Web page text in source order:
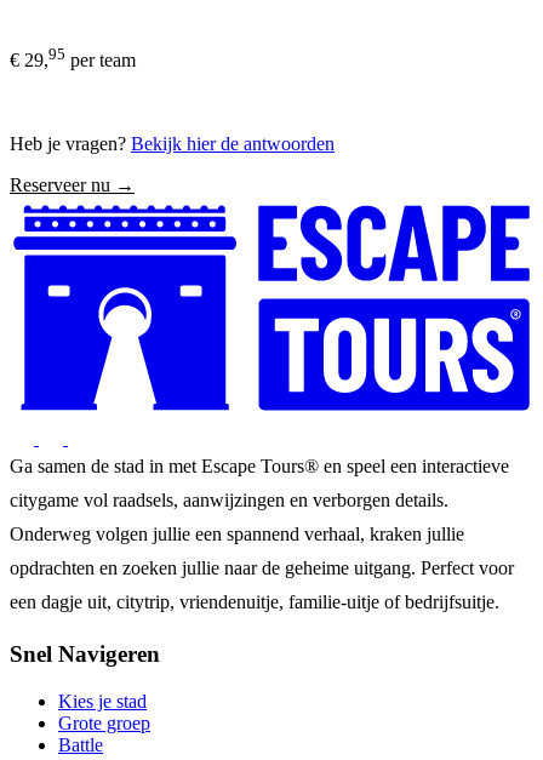
€ 29,95 per team
Heb je vragen? Bekijk hier de antwoorden
Reserveer nu →
Ga samen de stad in met Escape Tours® en speel een interactieve
citygame vol raadsels, aanwijzingen en verborgen details.
Onderweg volgen jullie een spannend verhaal, kraken jullie
opdrachten en zoeken jullie naar de geheime uitgang. Perfect voor
een dagje uit, citytrip, vriendenuitje, familie-uitje of bedrijfsuitje.
Snel Navigeren
Kies je stad
Grote groep
Battle